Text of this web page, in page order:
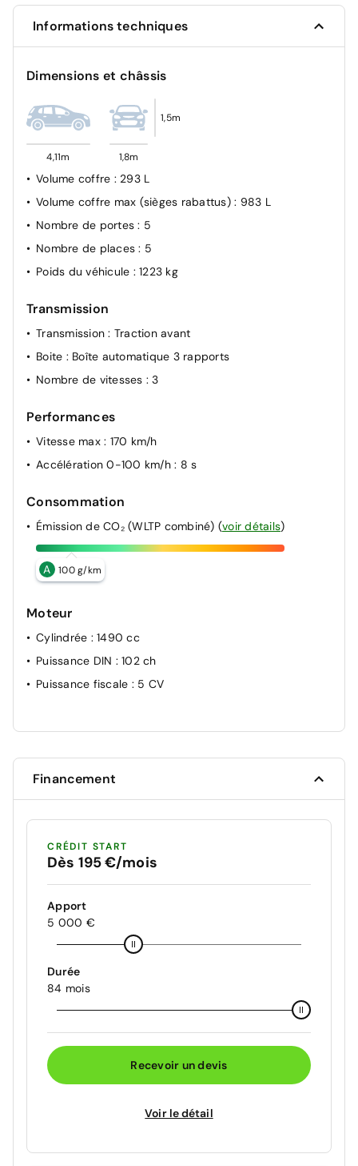
Avertisseur de somnolence (DMS)
Ceintures de sécurité AV: 3 points + prétensionneur et
Ceintures de sécurité AR: 2 côtés 3 points +
prétensionneur et limiteur de charge
Verrouillage à distance
Kit anti-crevaison
7 Airbags (frontaux, latéraux, rideaux et central)
ABS
Informations techniques
Dimensions et châssis
4,11m 1,8m
1,5m
Volume coffre : 293 L
Volume coffre max (sièges rabattus) : 983 L
Nombre de portes: 5
Nombre de places: 5
Poids du véhicule : 1223 kg
Transmission
Transmission: Traction avant
Boite : Boîte automatique 3 rapports
Nombre de vitesses : 3
Performances
Vitesse max : 170 km/h
Accélération 0-100 km/h : 8 s
Consommation
Émission de CO₂ (WLTP combiné) (voir détails)
A 100 g/km
Moteur
Cylindrée : 1490 cc
Puissance DIN : 102 ch
Puissance fiscale : 5 CV
Financement
CRÉDIT START
Dès 195 €/mois
Apport
5 000 €
Durée
84 mois
Recevoir un devis
Voir le détail